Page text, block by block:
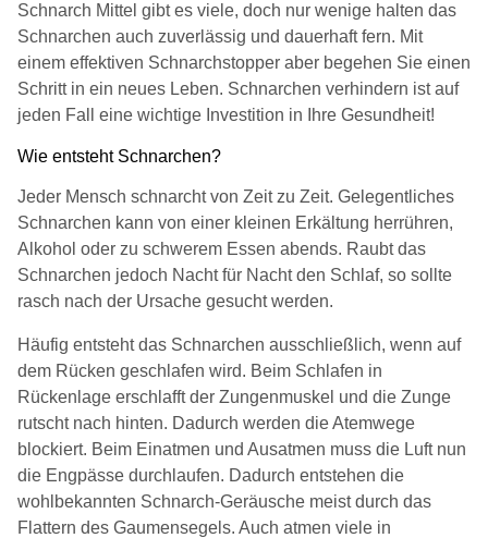
Schnarch Mittel gibt es viele, doch nur wenige halten das
Schnarchen auch zuverlässig und dauerhaft fern. Mit
einem effektiven Schnarchstopper aber begehen Sie einen
Schritt in ein neues Leben. Schnarchen verhindern ist auf
jeden Fall eine wichtige Investition in Ihre Gesundheit!
Wie entsteht Schnarchen?
Jeder Mensch schnarcht von Zeit zu Zeit. Gelegentliches
Schnarchen kann von einer kleinen Erkältung herrühren,
Alkohol oder zu schwerem Essen abends. Raubt das
Schnarchen jedoch Nacht für Nacht den Schlaf, so sollte
rasch nach der Ursache gesucht werden.
Häufig entsteht das Schnarchen ausschließlich, wenn auf
dem Rücken geschlafen wird. Beim Schlafen in
Rückenlage erschlafft der Zungenmuskel und die Zunge
rutscht nach hinten. Dadurch werden die Atemwege
blockiert. Beim Einatmen und Ausatmen muss die Luft nun
die Engpässe durchlaufen. Dadurch entstehen die
wohlbekannten Schnarch-Geräusche meist durch das
Flattern des Gaumensegels. Auch atmen viele in